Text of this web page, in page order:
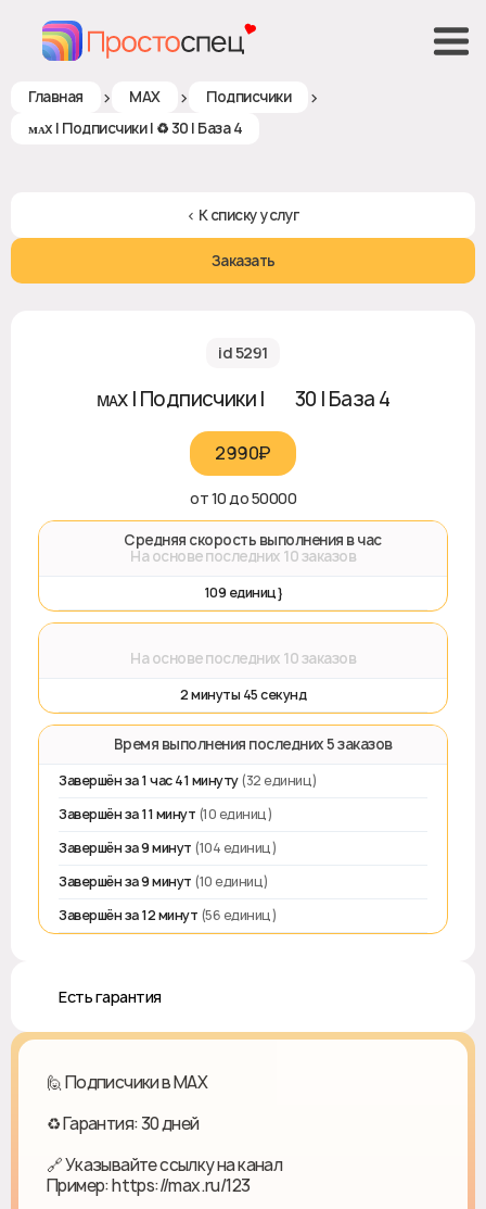
Главная > MAX > Подписчики >
ᴍᴀx | Подписчики | ♻ 30 | База 4
< К списку услуг
Заказать
id 5291
ᴍᴀx | Подписчики | ♻ 30 | База 4
2990₽‎
от 10 до 50000
🚀 Средняя скорость выполнения в час
На основе последних 10 заказов
109 единиц}
На основе последних 10 заказов
2 минуты 45 секунд
⏱️ Время выполнения последних 5 заказов
Завершён за 1 час 41 минуту(32 единиц)
Завершён за 11 минут (10 единиц)
Завершён за 9 минут (104 единиц)
Завершён за 9 минут (10 единиц)
Завершён за 12 минут (56 единиц)
♻️ Есть гарантия
🙋 Подписчики в MAX
♻ Гарантия: 30 дней
🔗 Указывайте ссылку на канал
Пример: https://max.ru/123